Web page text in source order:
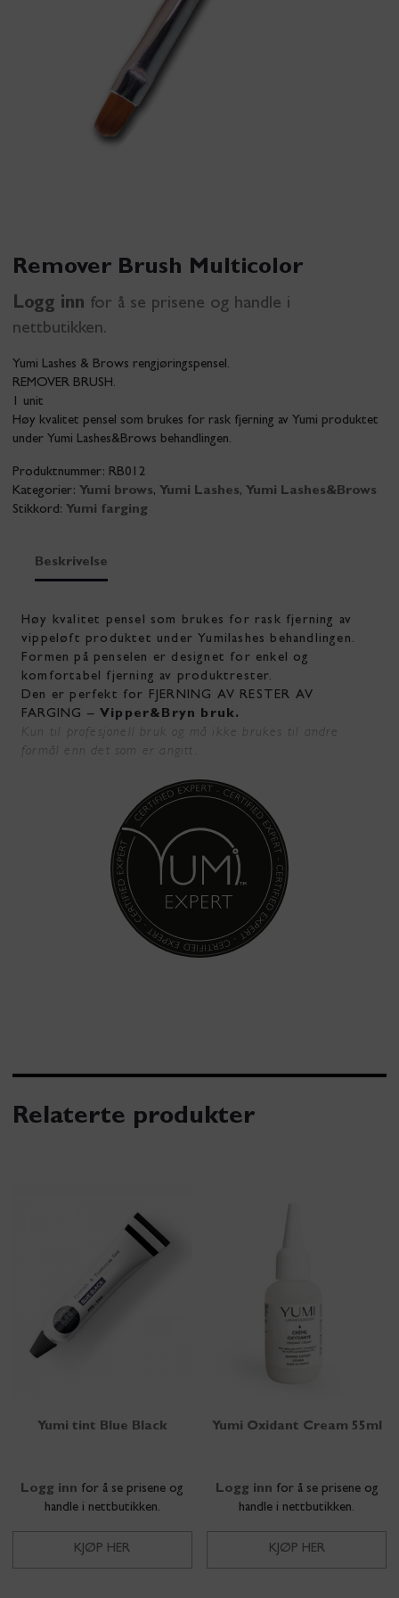
Remover Brush Multicolor
Logg inn for å se prisene og handle i
nettbutikken.
Yumi Lashes & Brows rengjøringspensel.
REMOVER BRUSH.
1 unit
Høy kvalitet pensel som brukes for rask fjerning av Yumi produktet
under Yumi Lashes&Brows behandlingen.
Produktnummer: RB012
Kategorier: Yumi brows, Yumi Lashes, Yumi Lashes&Brows
Stikkord: Yumi farging
Beskrivelse
Høy kvalitet pensel som brukes for rask fjerning av
vippeløft produktet under Yumilashes behandlingen.
Formen på penselen er designet for enkel og
komfortabel fjerning av produktrester.
Den er perfekt for FJERNING AV RESTER AV
FARGING – Vipper&Bryn bruk.
Kun til profesjonell bruk og må ikke brukes til andre
formål enn det som er angitt.
Relaterte produkter
Yumi tint Blue Black
Logg inn for å se prisene og
handle i nettbutikken.
KJØP HER
Yumi Oxidant Cream 55ml
Logg inn for å se prisene og
handle i nettbutikken.
KJØP HER